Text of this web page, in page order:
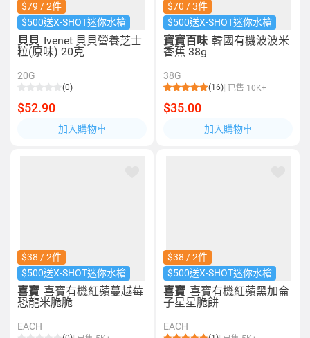
$79 / 2件
$500送X-SHOT迷你水槍
貝貝 Ivenet 貝貝營養芝士
粒(原味) 20克
20G
(0)
$52.90
加入購物車
$70 / 3件
$500送X-SHOT迷你水槍
寶寶百味 韓國有機波波米
香蕉 38g
38G
(16) 已售 10K+
$35.00
加入購物車
$38 / 2件
$500送X-SHOT迷你水槍
喜寶 喜寶有機紅蘋蔓越莓
恐龍米脆脆
EACH
$38 / 2件
$500送X-SHOT迷你水槍
喜寶 喜寶有機紅蘋黑加侖
子星星脆餅
EACH